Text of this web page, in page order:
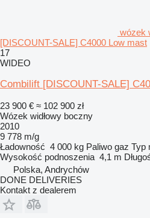
wózek
[DISCOUNT-SALE] C4000 Low mast
17
WIDEO
Combilift [DISCOUNT-SALE]
23 900 € ≈ 102 900 zł
Wózek widłowy boczny
2010
9 778 m/g
Ładowność 4 000 kg Paliwo gaz Typ
Wysokość podnoszenia 4,1 m
Polska, Andrychów
DONE DELIVERIES
Kontakt z dealerem